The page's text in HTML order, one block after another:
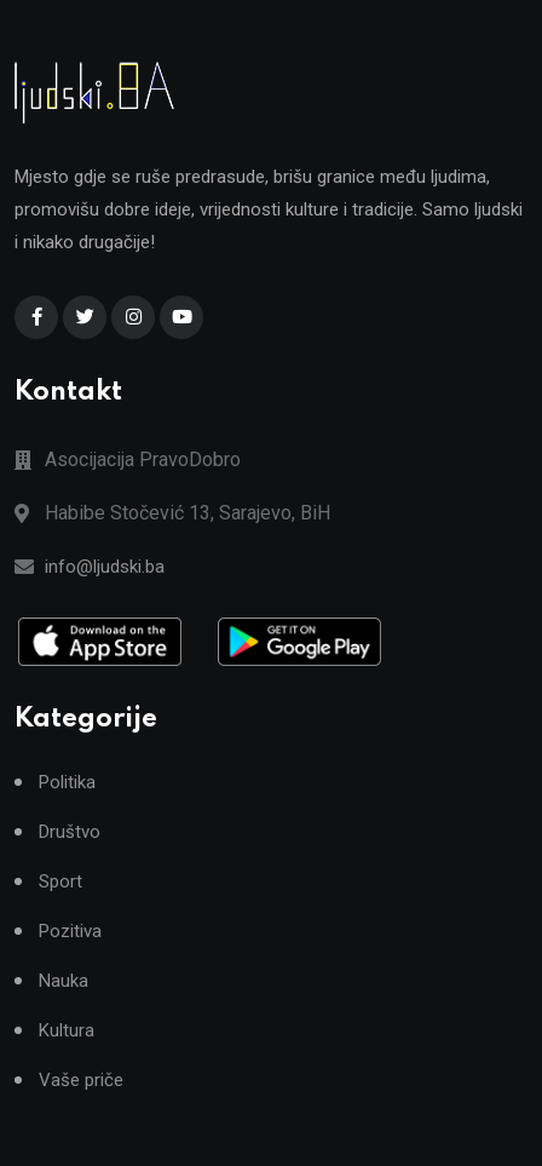
Mjesto gdje se ruše predrasude, brišu granice među ljudima,
promovišu dobre ideje, vrijednosti kulture i tradicije. Samo ljudski
i nikako drugačije!
Kontakt
Asocijacija PravoDobro
Habibe Stočević 13, Sarajevo, BiH
info@ljudski.ba
Kategorije
Politika
Društvo
Sport
Pozitiva
Nauka
Kultura
Vaše priče